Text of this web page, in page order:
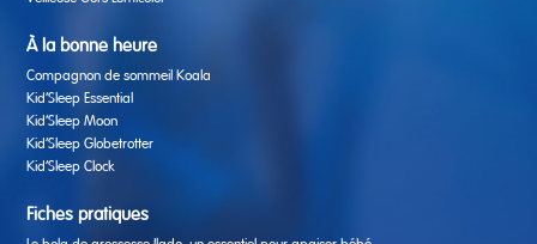
À la bonne heure
Compagnon de sommeil Koala
Kid’Sleep Essential
Kid’Sleep Moon
Kid’Sleep Globetrotter
Kid’Sleep Clock
Fiches pratiques